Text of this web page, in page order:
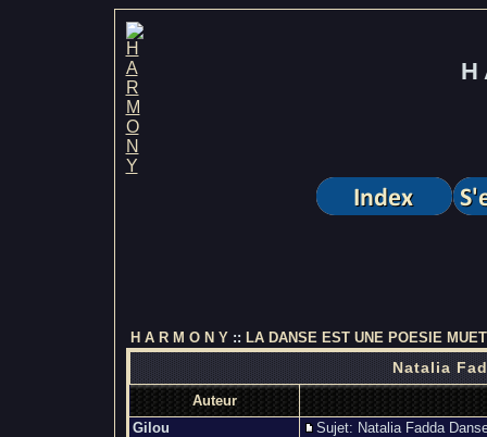
H
H A R M O N Y:: LA DANSE EST UNE POESIE
Natalia
Auteur
Gilou
Sujet: Natalia Fadda